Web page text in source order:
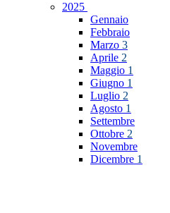
2025
Gennaio
Febbraio
Marzo 3
Aprile 2
Maggio 1
Giugno 1
Luglio 2
Agosto 1
Settembre
Ottobre 2
Novembre
Dicembre 1